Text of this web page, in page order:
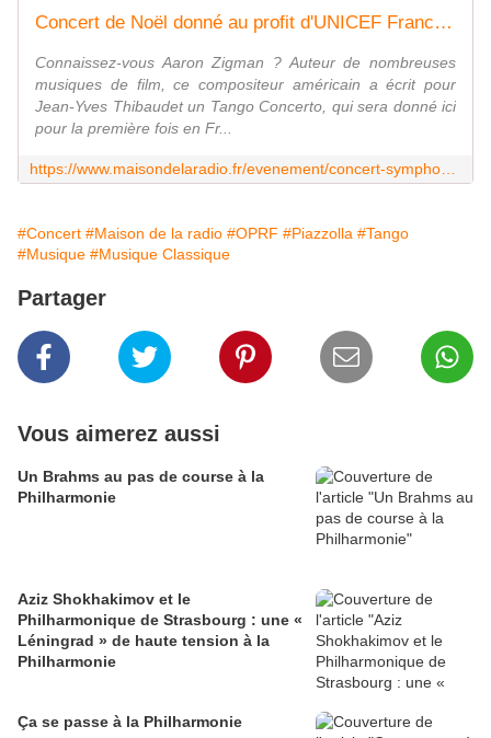
Concert de Noël donné au profit d'UNICEF France : Viva el tango ! - Samedi 21 décembre 2019 - 20h00 Maison de la radio - Auditorium
Connaissez-vous Aaron Zigman ? Auteur de nombreuses
musiques de film, ce compositeur américain a écrit pour
Jean-Yves Thibaudet un Tango Concerto, qui sera donné ici
pour la première fois en Fr...
#Concert #Maison de la radio #OPRF #Piazzolla #Tango
#Musique #Musique Classique
Partager
Vous aimerez aussi
Un Brahms au pas de course à la
Philharmonie
Aziz Shokhakimov et le
Philharmonique de Strasbourg : une «
Léningrad » de haute tension à la
Philharmonie
Ça se passe à la Philharmonie